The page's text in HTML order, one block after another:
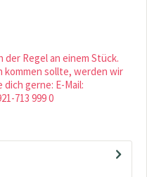
Regel an einem Stück.
kommen sollte, werden wir
gerne: E-Mail:
713 999 0